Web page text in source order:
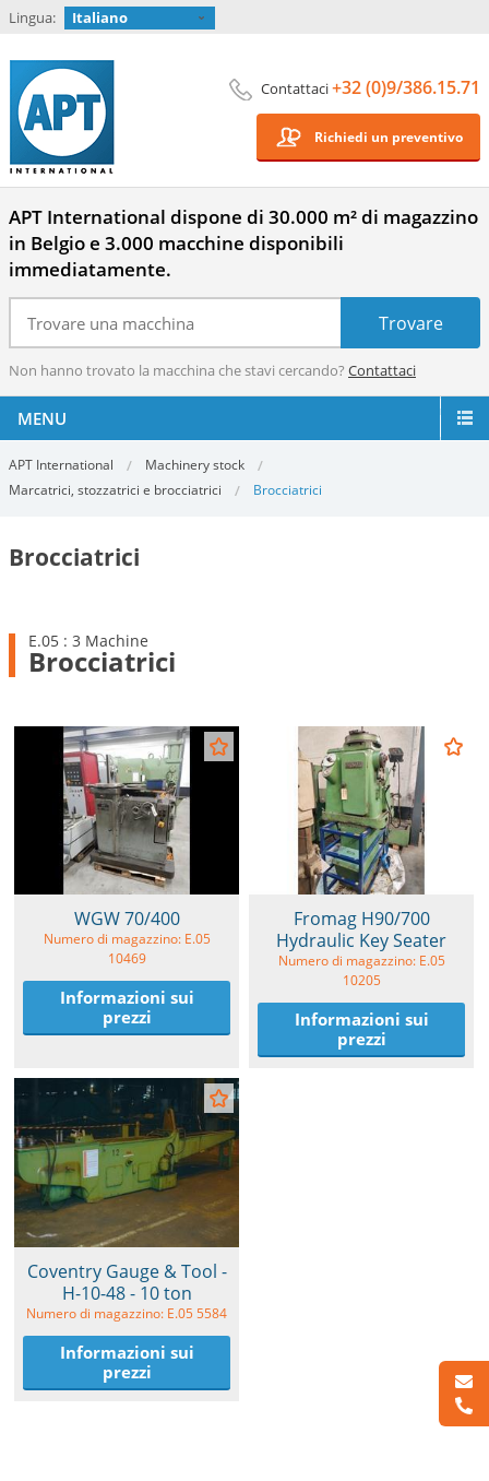
Lingua: Italiano
Contattaci+32 (0)9/386.15.71
Richiedi un preventivo
APT International dispone di 30.000 m² di magazzino
in Belgio e 3.000 macchine disponibili
immediatamente.
Non hanno trovato la macchina che stavi cercando? Contattaci
MENU
APT International
Machinery stock
Marcatrici, stozzatrici e brocciatrici
Brocciatrici
Brocciatrici
E.05 : 3 Machine
Brocciatrici
WGW 70/400
Numero di magazzino: E.05
10469
Informazioni sui
prezzi
Fromag H90/700
Hydraulic Key Seater
Numero di magazzino: E.05
10205
Informazioni sui
prezzi
Coventry Gauge & Tool -
H-10-48 - 10 ton
Numero di magazzino: E.05 5584
Informazioni sui
prezzi